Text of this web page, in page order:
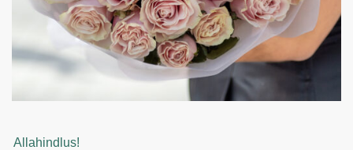
Allahindlus!